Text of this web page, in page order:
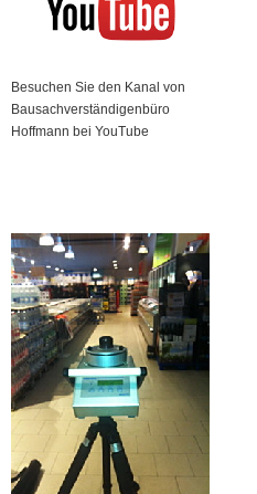
Besuchen Sie den Kanal von
Bausachverständigenbüro
Hoffmann bei YouTube